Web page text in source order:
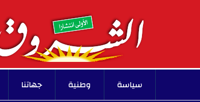
سياسة وطنية جهاتنا